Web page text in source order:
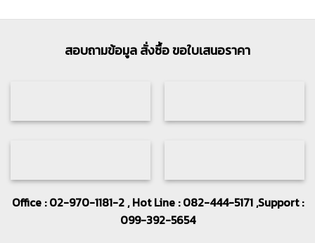
สอบถามข้อมูล สั่งซื้อ ขอใบเสนอราคา
Office : 02-970-1181-2 , Hot Line : 082-444-5171 ,Support :
099-392-5654